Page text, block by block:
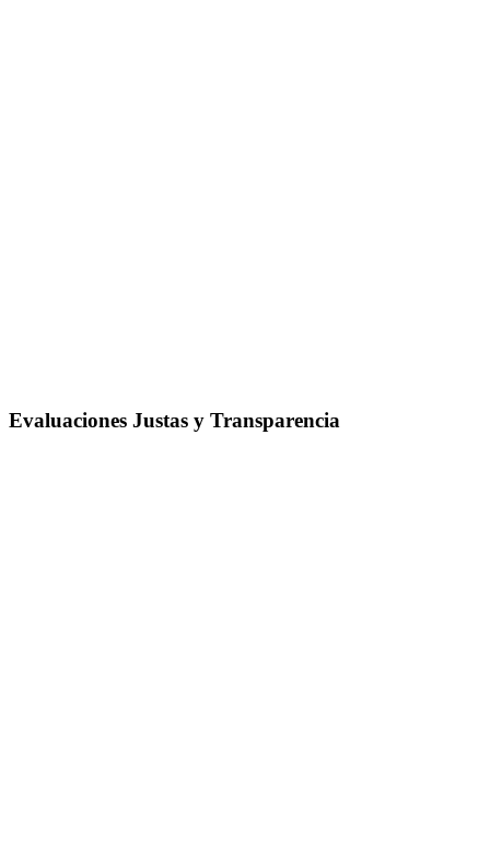
Evaluaciones Justas y Transparencia